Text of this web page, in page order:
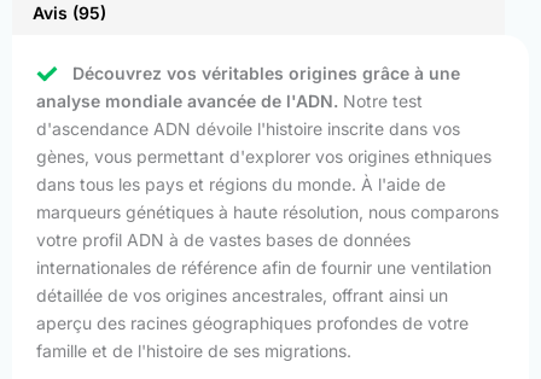
Avis (95)
Découvrez vos véritables origines grâce à une
analyse mondiale avancée de l'ADN. Notre test
d'ascendance ADN dévoile l'histoire inscrite dans vos
gènes, vous permettant d'explorer vos origines ethniques
dans tous les pays et régions du monde. À l'aide de
marqueurs génétiques à haute résolution, nous comparons
votre profil ADN à de vastes bases de données
internationales de référence afin de fournir une ventilation
détaillée de vos origines ancestrales, offrant ainsi un
aperçu des racines géographiques profondes de votre
famille et de l'histoire de ses migrations.